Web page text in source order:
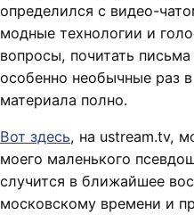
определился с видео-
модные технологии и
вопросы, почитать
особенно необычные раз
материала полно.
Вот здесь, на ustream.tv,
моего маленького
случится в ближайшее
московскому времени и